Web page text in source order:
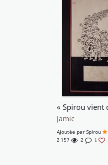
Jamic
Ajoutée par Spirou
2 157
2 1